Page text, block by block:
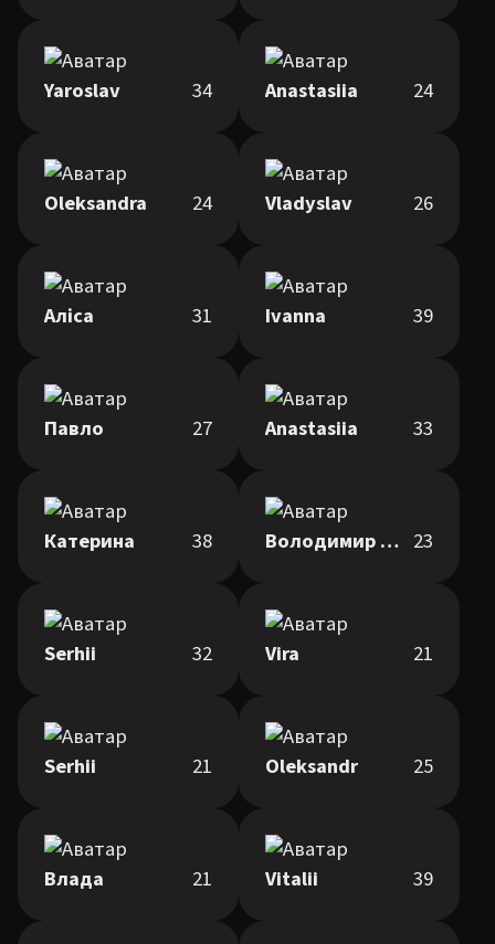
Yaroslav 34 Anastasiia 24
Oleksandra 24 Vladyslav 26
Аліса 31 Ivanna 39
Павло 27 Anastasiia 33
Катерина 38 Володимир Сукмановський 23
Serhii 32 Vira 21
Serhii 21 Oleksandr 25
Влада 21 Vitalii 39